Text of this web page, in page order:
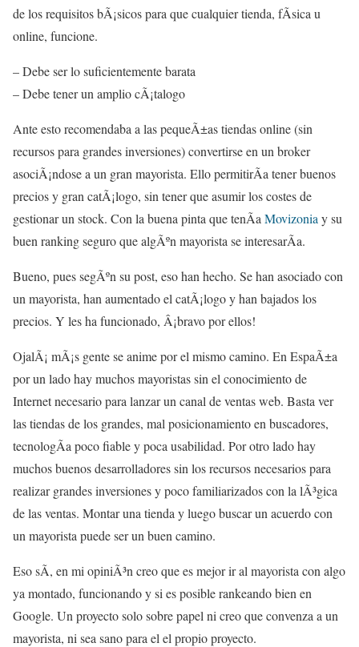
de los requisitos bÃ¡sicos para que cualquier tienda, fÃ­sica u
online, funcione.
– Debe ser lo suficientemente barata
– Debe tener un amplio cÃ¡talogo
Ante esto recomendaba a las pequeÃ±as tiendas online (sin
recursos para grandes inversiones) convertirse en un broker
asociÃ¡ndose a un gran mayorista. Ello permitirÃ­a tener buenos
precios y gran catÃ¡logo, sin tener que asumir los costes de
gestionar un stock. Con la buena pinta que tenÃ­a Movizonia y su
buen ranking seguro que algÃºn mayorista se interesarÃ­a.
Bueno, pues segÃºn su post, eso han hecho. Se han asociado con
un mayorista, han aumentado el catÃ¡logo y han bajados los
precios. Y les ha funcionado, Â¡bravo por ellos!
OjalÃ¡ mÃ¡s gente se anime por el mismo camino. En EspaÃ±a
por un lado hay muchos mayoristas sin el conocimiento de
Internet necesario para lanzar un canal de ventas web. Basta ver
las tiendas de los grandes, mal posicionamiento en buscadores,
tecnologÃ­a poco fiable y poca usabilidad. Por otro lado hay
muchos buenos desarrolladores sin los recursos necesarios para
realizar grandes inversiones y poco familiarizados con la lÃ³gica
de las ventas. Montar una tienda y luego buscar un acuerdo con
un mayorista puede ser un buen camino.
Eso sÃ­, en mi opiniÃ³n creo que es mejor ir al mayorista con algo
ya montado, funcionando y si es posible rankeando bien en
Google. Un proyecto solo sobre papel ni creo que convenza a un
mayorista, ni sea sano para el el propio proyecto.